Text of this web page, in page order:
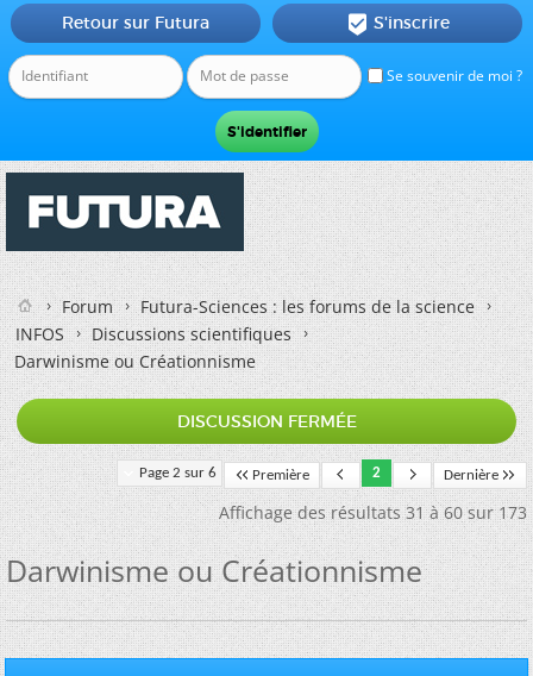
Se souvenir de moi ?
Retour sur Futura  S'inscrire
Forum
Futura-Sciences : les forums de la science
INFOS
Discussions scientifiques
Darwinisme ou Créationnisme
DISCUSSION FERMÉE
Page 2 sur 6 Première 2 Dernière
Affichage des résultats 31 à 60 sur 173
Darwinisme ou Créationnisme